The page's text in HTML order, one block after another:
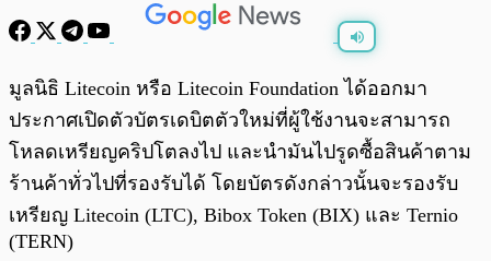
มูลนิธิ Litecoin หรือ Litecoin Foundation ได้ออกมา
ประกาศเปิดตัวบัตรเดบิตตัวใหม่ที่ผู้ใช้งานจะสามารถ
โหลดเหรียญคริปโตลงไป และนำมันไปรูดซื้อสินค้าตาม
ร้านค้าทั่วไปที่รองรับได้ โดยบัตรดังกล่าวนั้นจะรองรับ
เหรียญ Litecoin (LTC), Bibox Token (BIX) และ Ternio
(TERN)